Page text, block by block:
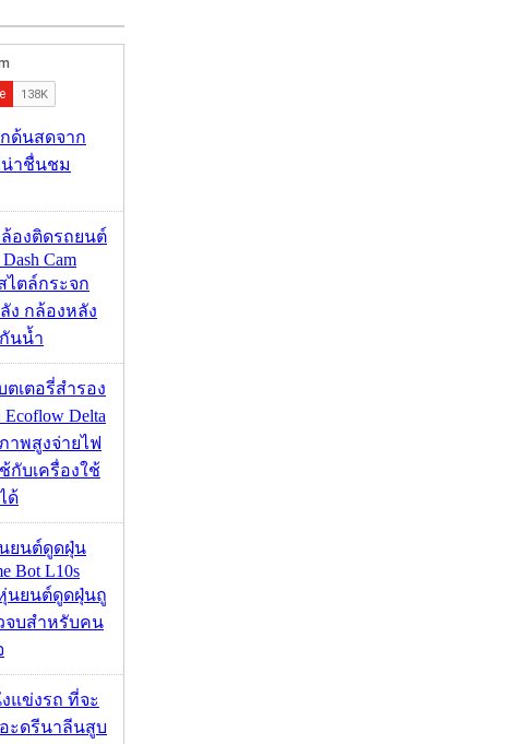
ด้นสดจาก
าชื่นชม
องติดรถยนต์
Cam
ไตล์กระจก
ง กล้องหลัง
นน้ำ
ตเตอรี่สำรอง
Delta
าพสูงจ่ายไฟ
กับเครื่องใช้
ด้
ยนต์ดูดฝุ่น
Bot L10s
นยนต์ดูดฝุ่นถู
จบสำหรับคน
แข่งรถ ที่จะ
ะดรีนาลีนสูบ